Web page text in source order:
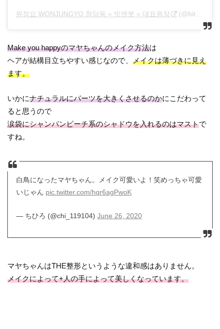
원정요 WONJUNGYO 청담동 « 빗앤붓 » 대표원장 (@bit.boot_jungyo)がシェアした投稿 –
Make you happyのマヤちゃんのメイク方法は
ヘアが結構目立ちやすい感じなので、メイクは薄づきに見え
ます。
いかにナチュラルにパーツを大きくさせるのかにこだわって
ると思うので
涙袋にシャンパンピーチ系のシャドウを入れるのはマストで
すね。
白鳥になったマヤちゃん。メイク可愛いよ！笑めっちゃ可愛
いじゃん pic.twitter.com/hqr6agPwoK
— ちひろ (@chi_119104) June 26, 2020
マヤちゃんはTHE整形というような違和感はありません。
メイクによって+人の手によって美しくなっています。